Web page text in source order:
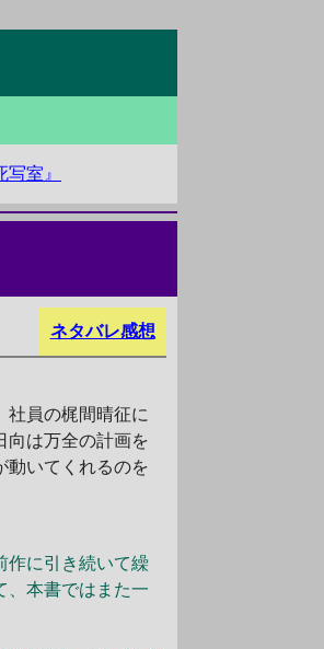
写室』
ネタバレ感想
員の梶間晴征に
向は万全の計画を
動いてくれるのを
作に引き続いて繰
、本書ではまた一